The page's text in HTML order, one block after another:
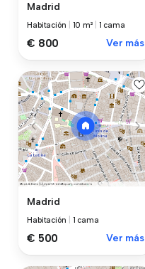
Madrid
Habitación 10 m² 1 cama
€ 800 Ver más
Madrid
Habitación 1 cama
€ 500 Ver más